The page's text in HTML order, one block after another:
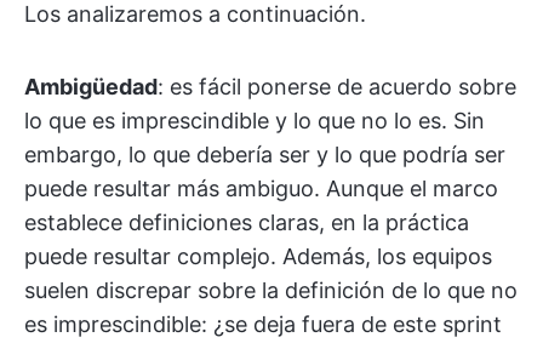
Los analizaremos a continuación.
Ambigüedad: es fácil ponerse de acuerdo sobre
lo que es imprescindible y lo que no lo es. Sin
embargo, lo que debería ser y lo que podría ser
puede resultar más ambiguo. Aunque el marco
establece definiciones claras, en la práctica
puede resultar complejo. Además, los equipos
suelen discrepar sobre la definición de lo que no
es imprescindible: ¿se deja fuera de este sprint